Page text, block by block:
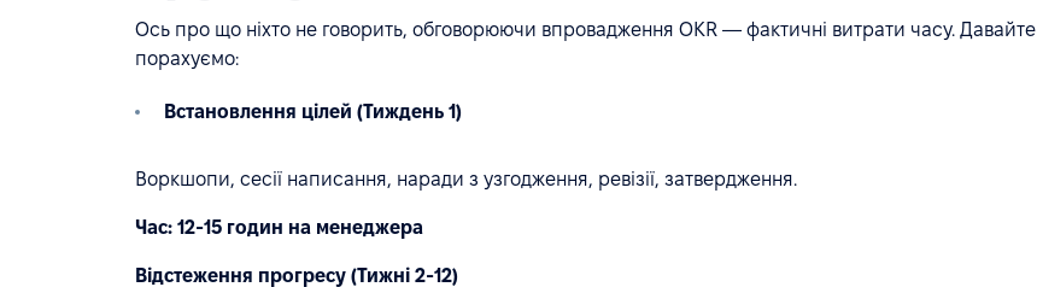
Ось про що ніхто не говорить, обговорюючи впровадження OKR — фактичні витрати часу. Давайте
порахуємо:
Встановлення цілей (Тиждень 1)
Воркшопи, сесії написання, наради з узгодження, ревізії, затвердження.
Час: 12-15 годин на менеджера
Відстеження прогресу (Тижні 2-12)